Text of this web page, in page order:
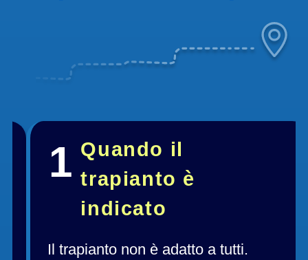
1﻿ Quando il
trapianto è
indicato
Il trapianto non è adatto a tutti.